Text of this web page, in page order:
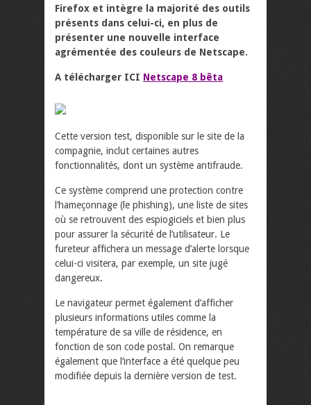
Firefox et intègre la majorité des outils
présents dans celui-ci, en plus de
présenter une nouvelle interface
agrémentée des couleurs de Netscape.
A télécharger ICI Netscape 8 bêta
Cette version test, disponible sur le site de la
compagnie, inclut certaines autres
fonctionnalités, dont un système antifraude.
Ce système comprend une protection contre
l’hameçonnage (le phishing), une liste de sites
où se retrouvent des espiogiciels et bien plus
pour assurer la sécurité de l’utilisateur. Le
fureteur affichera un message d’alerte lorsque
celui-ci visitera, par exemple, un site jugé
dangereux.
Le navigateur permet également d’afficher
plusieurs informations utiles comme la
température de sa ville de résidence, en
fonction de son code postal. On remarque
également que l’interface a été quelque peu
modifiée depuis la dernière version de test.